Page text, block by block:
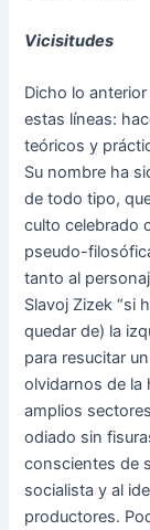
Vicisitudes
Dicho lo
estas líneas:
teóricos y
Su nombre ha
de todo tipo,
culto celebrado
pseudo-
tanto al
Slavoj Zizek “si
quedar de) la
para resucitar
olvidarnos de la
amplios
odiado sin
conscientes de
socialista y al
productores.